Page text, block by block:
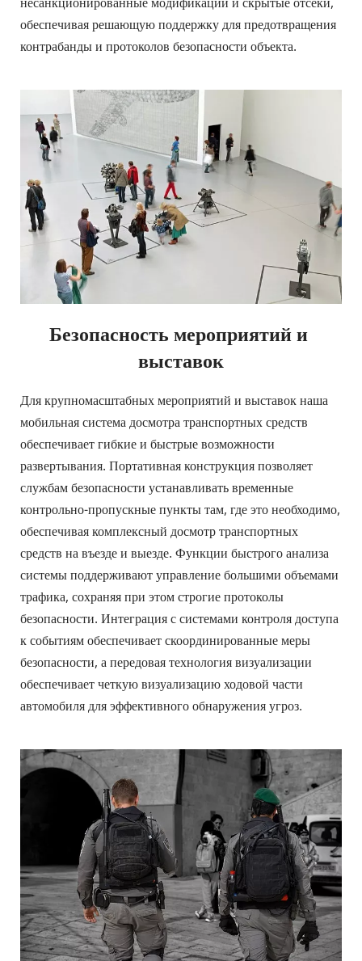
обеспечивая решающую поддержку для предотвращения
контрабанды и протоколов безопасности объекта.
Безопасность мероприятий и
выставок
Для крупномасштабных мероприятий и выставок наша
мобильная система досмотра транспортных средств
обеспечивает гибкие и быстрые возможности
развертывания. Портативная конструкция позволяет
службам безопасности устанавливать временные
контрольно-пропускные пункты там, где это необходимо,
обеспечивая комплексный досмотр транспортных
средств на въезде и выезде. Функции быстрого анализа
системы поддерживают управление большими объемами
трафика, сохраняя при этом строгие протоколы
безопасности. Интеграция с системами контроля доступа
к событиям обеспечивает скоординированные меры
безопасности, а передовая технология визуализации
обеспечивает четкую визуализацию ходовой части
автомобиля для эффективного обнаружения угроз.